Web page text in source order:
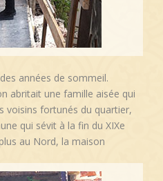
années de sommeil.
abritait une famille aisée qui
voisins fortunés du quartier,
qui sévit à la fin du XIXe
au Nord, la maison